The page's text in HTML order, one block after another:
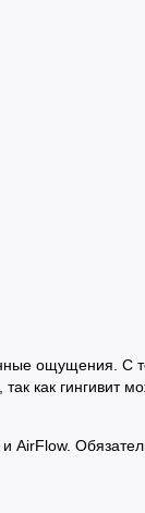
ощущения. С
как гингивит
AirFlow.